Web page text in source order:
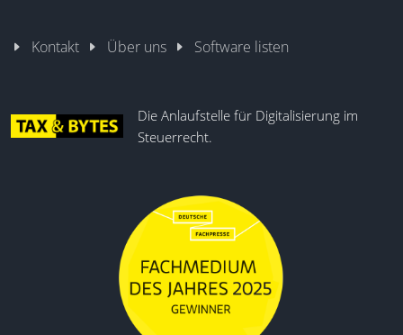
Kontakt Über uns Software listen
Die Anlaufstelle für Digitalisierung im
Steuerrecht.